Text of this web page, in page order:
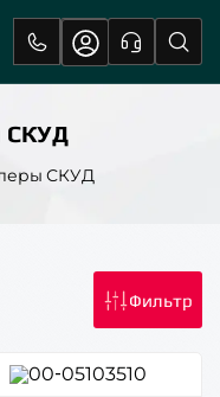
СКУД
СКУД